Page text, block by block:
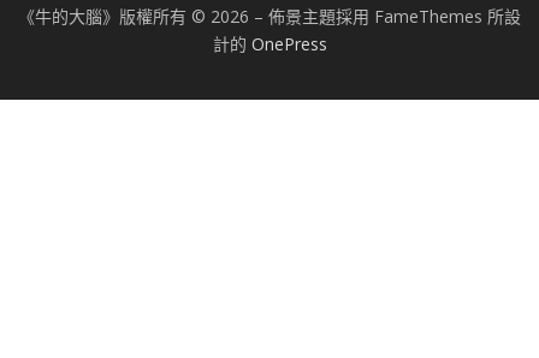
《牛的大腦》版權所有 © 2026 – 佈景主題採用 FameThemes 所設
計的 OnePress